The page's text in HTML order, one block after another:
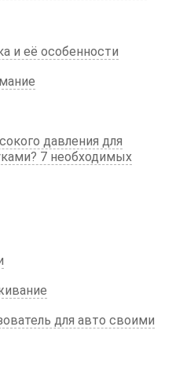
и её особенности
давления для
7 необходимых
для авто своими